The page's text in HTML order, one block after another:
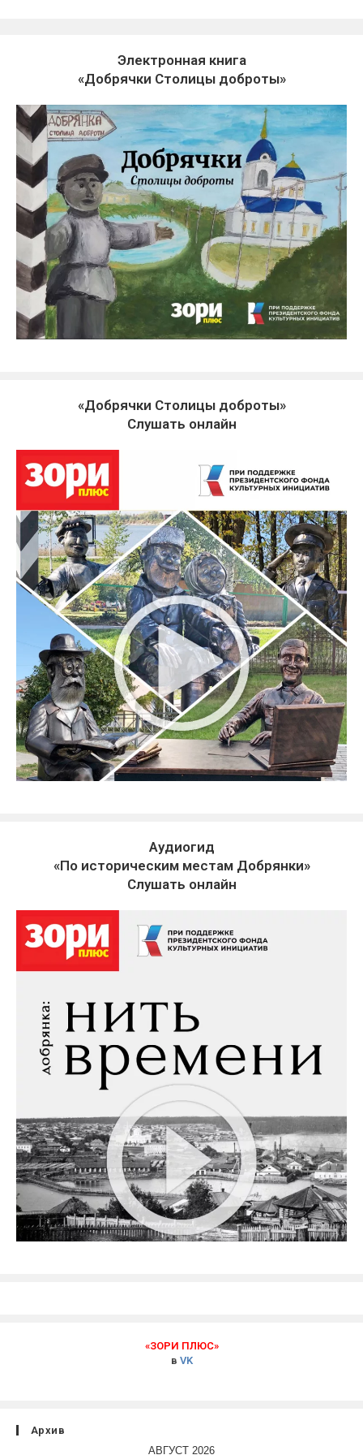
Электронная книга
«Добрячки Столицы доброты»
«Добрячки Столицы доброты»
Слушать онлайн
Аудиогид
«По историческим местам Добрянки»
Слушать онлайн
«ЗОРИ ПЛЮС»
в VK
Архив
АВГУСТ 2026